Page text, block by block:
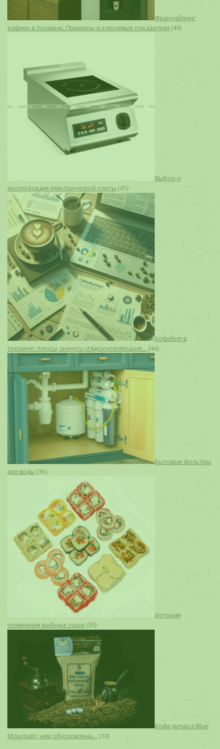
Франчайзинг
кофеен в Украине. Примеры и ключевые показатели (49)
Выбор и
эксплуатация электрической плиты (45)
Кофейня в
Украине: плюсы, минусы и вдохновляющие… (44)
Бытовые фильтры
для воды (36)
История
появления рыбных суши (35)
Кофе Jamaica Blue
Mountain: чем обусловлена… (33)